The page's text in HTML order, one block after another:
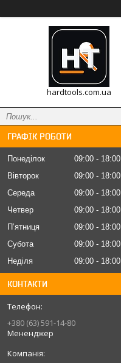
hardtools.com.ua
ГРАФІК РОБОТИ
Понеділок 09:00
18:00
Вівторок
09:00
18:00
Середа
09:00
18:00
Четвер
09:00
18:00
Пʼятниця
09:00
18:00
Субота
09:00
18:00
Неділя
09:00 18:00
КОНТАКТИ
+380 (63) 591-14-80
Мененджер